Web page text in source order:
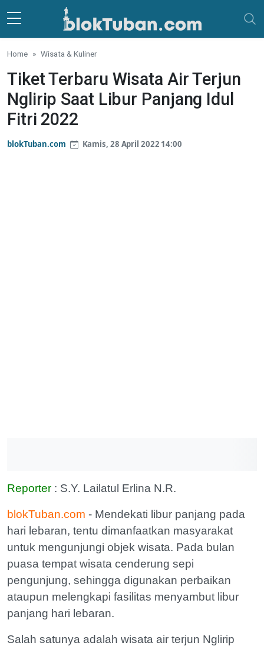
Skip to main content
Home Wisata & Kuliner
Tiket Terbaru Wisata Air Terjun
Nglirip Saat Libur Panjang Idul
Fitri 2022
blokTuban.com Kamis, 28 April 2022 14:00
Reporter : S.Y. Lailatul Erlina N.R.
blokTuban.com - Mendekati libur panjang pada
hari lebaran, tentu dimanfaatkan masyarakat
untuk mengunjungi objek wisata. Pada bulan
puasa tempat wisata cenderung sepi
pengunjung, sehingga digunakan perbaikan
ataupun melengkapi fasilitas menyambut libur
panjang hari lebaran.
Salah satunya adalah wisata air terjun Nglirip